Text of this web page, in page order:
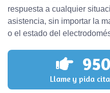
respuesta a cualquier
asistencia, sin importar la
o el estado del
Llame y pida